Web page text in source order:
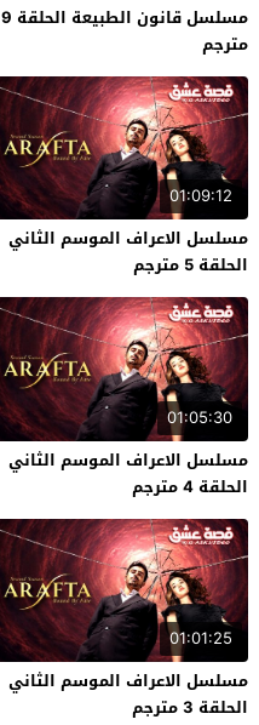
مسلسل قانون الطبيعة الحلقة 9
مترجم
01:09:12
مسلسل الاعراف الموسم الثاني
الحلقة 5 مترجم
01:05:30
مسلسل الاعراف الموسم الثاني
الحلقة 4 مترجم
01:01:25
مسلسل الاعراف الموسم الثاني
الحلقة 3 مترجم